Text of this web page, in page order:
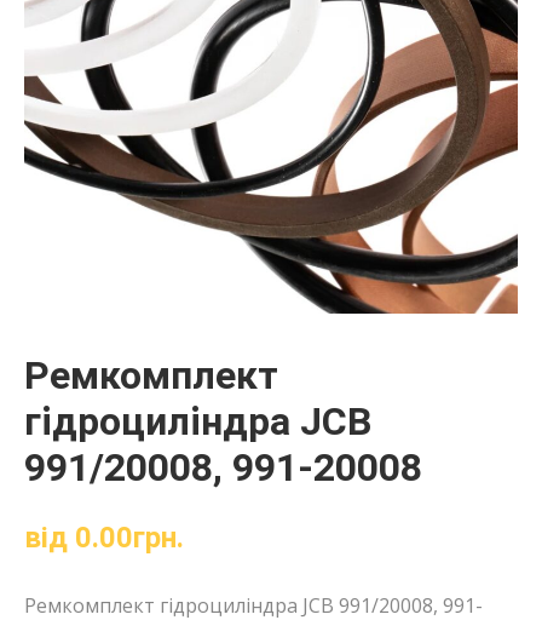
Ремкомплект
гідроциліндра JCB
991/20008, 991-20008
від 0.00грн.
Ремкомплект гідроциліндра JCB 991/20008, 991-